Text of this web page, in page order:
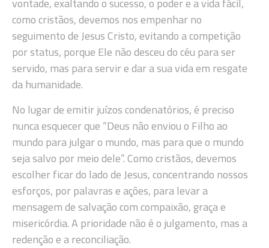
vontade, exaltando o sucesso, o poder e a vida fácil,
como cristãos, devemos nos empenhar no
seguimento de Jesus Cristo, evitando a competição
por status, porque Ele não desceu do céu para ser
servido, mas para servir e dar a sua vida em resgate
da humanidade.
No lugar de emitir juízos condenatórios, é preciso
nunca esquecer que “Deus não enviou o Filho ao
mundo para julgar o mundo, mas para que o mundo
seja salvo por meio dele”. Como cristãos, devemos
escolher ficar do lado de Jesus, concentrando nossos
esforços, por palavras e ações, para levar a
mensagem de salvação com compaixão, graça e
misericórdia. A prioridade não é o julgamento, mas a
redenção e a reconciliação.